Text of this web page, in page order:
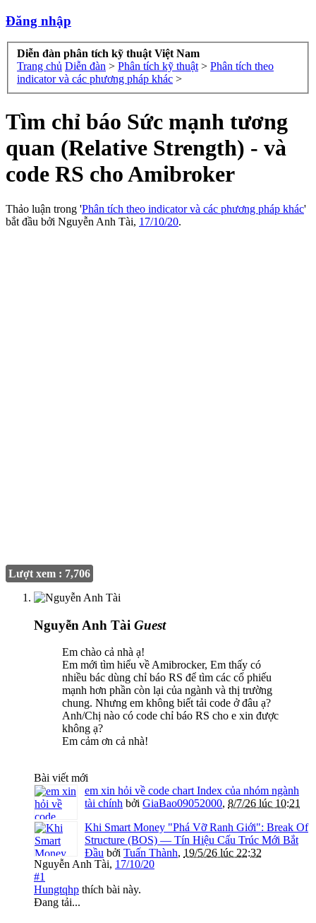
Đăng nhập
Diễn đàn phân tích kỹ thuật Việt Nam
Trang chủ Diễn đàn > Phân tích kỹ thuật > Phân tích theo
indicator và các phương pháp khác >
Tìm chỉ báo Sức mạnh tương
quan (Relative Strength) - và
code RS cho Amibroker
Thảo luận trong 'Phân tích theo indicator và các phương pháp khác'
bắt đầu bởi Nguyễn Anh Tài, 17/10/20.
Lượt xem : 7,706
Nguyễn Anh Tài Guest
Em chào cả nhà ạ!
Em mới tìm hiểu về Amibrocker, Em thấy có
nhiều bác dùng chỉ báo RS để tìm các cổ phiếu
mạnh hơn phần còn lại của ngành và thị trường
chung. Nhưng em không biết tải code ở đâu ạ?
Anh/Chị nào có code chỉ báo RS cho e xin được
không ạ?
Em cảm ơn cả nhà!
Bài viết mới
em xin hỏi về code chart Index của nhóm ngành
tài chính bởi GiaBao09052000, 8/7/26 lúc 10:21
Khi Smart Money "Phá Vỡ Ranh Giới": Break Of
Structure (BOS) — Tín Hiệu Cấu Trúc Mới Bắt
Đầu bởi Tuấn Thành, 19/5/26 lúc 22:32
Nguyễn Anh Tài, 17/10/20
#1
Hungtqhp thích bài này.
Đang tải...